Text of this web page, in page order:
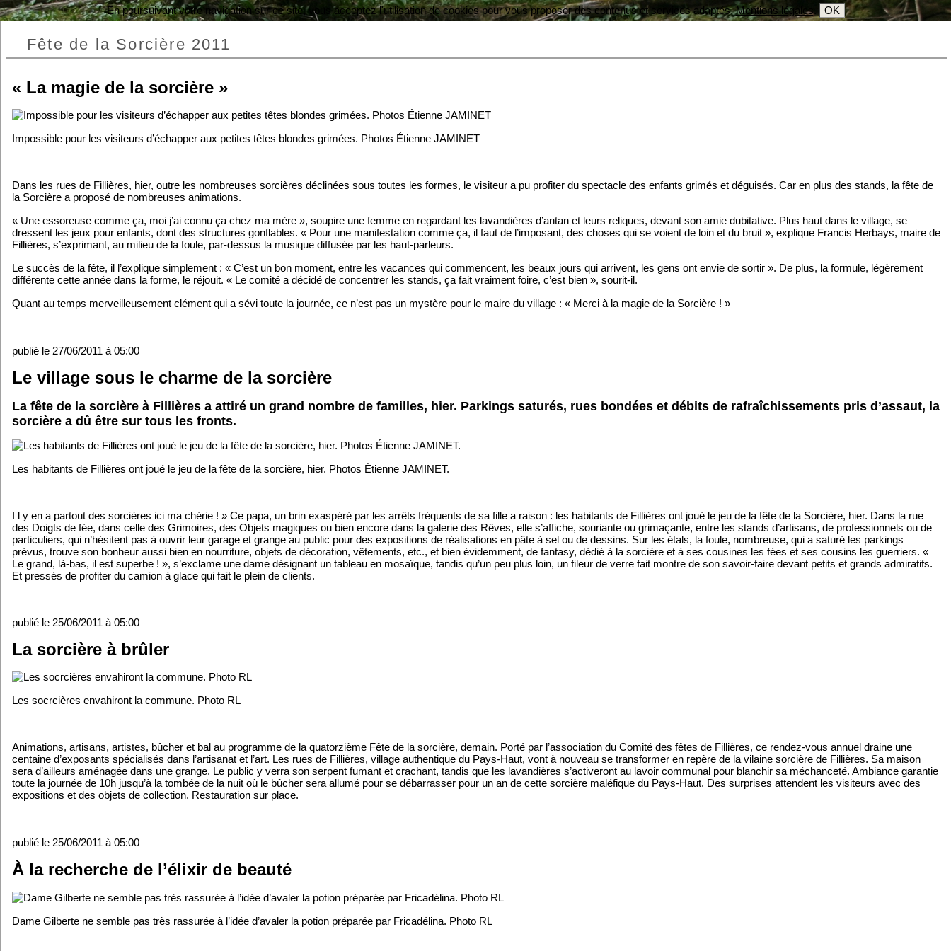
En poursuivant votre navigation sur ce site, vous acceptez l'utilisation de cookies pour vous proposer des contenus et services adaptés.Mentions légales. OK
Fête de la Sorcière 2011
« La magie de la sorcière »
Impossible pour les visiteurs d’échapper aux petites têtes blondes grimées. Photos Étienne JAMINET
Dans les rues de Fillières, hier, outre les nombreuses sorcières déclinées sous toutes les formes, le visiteur a pu profiter du spectacle des enfants grimés et déguisés. Car en plus des stands, la fête de
la Sorcière a proposé de nombreuses animations.
« Une essoreuse comme ça, moi j’ai connu ça chez ma mère », soupire une femme en regardant les lavandières d’antan et leurs reliques, devant son amie dubitative. Plus haut dans le village, se
dressent les jeux pour enfants, dont des structures gonflables. « Pour une manifestation comme ça, il faut de l’imposant, des choses qui se voient de loin et du bruit », explique Francis Herbays, maire de
Fillières, s’exprimant, au milieu de la foule, par-dessus la musique diffusée par les haut-parleurs.
Le succès de la fête, il l’explique simplement : « C’est un bon moment, entre les vacances qui commencent, les beaux jours qui arrivent, les gens ont envie de sortir ». De plus, la formule, légèrement
différente cette année dans la forme, le réjouit. « Le comité a décidé de concentrer les stands, ça fait vraiment foire, c’est bien », sourit-il.
Quant au temps merveilleusement clément qui a sévi toute la journée, ce n’est pas un mystère pour le maire du village : « Merci à la magie de la Sorcière ! »
publié le 27/06/2011 à 05:00
Le village sous le charme de la sorcière
La fête de la sorcière à Fillières a attiré un grand nombre de familles, hier. Parkings saturés, rues bondées et débits de rafraîchissements pris d’assaut, la
sorcière a dû être sur tous les fronts.
Les habitants de Fillières ont joué le jeu de la fête de la sorcière, hier. Photos Étienne JAMINET.
I l y en a partout des sorcières ici ma chérie ! » Ce papa, un brin exaspéré par les arrêts fréquents de sa fille a raison : les habitants de Fillières ont joué le jeu de la fête de la Sorcière, hier. Dans la rue
des Doigts de fée, dans celle des Grimoires, des Objets magiques ou bien encore dans la galerie des Rêves, elle s’affiche, souriante ou grimaçante, entre les stands d’artisans, de professionnels ou de
particuliers, qui n’hésitent pas à ouvrir leur garage et grange au public pour des expositions de réalisations en pâte à sel ou de dessins. Sur les étals, la foule, nombreuse, qui a saturé les parkings
prévus, trouve son bonheur aussi bien en nourriture, objets de décoration, vêtements, etc., et bien évidemment, de fantasy, dédié à la sorcière et à ses cousines les fées et ses cousins les guerriers. «
Le grand, là-bas, il est superbe ! », s’exclame une dame désignant un tableau en mosaïque, tandis qu’un peu plus loin, un fileur de verre fait montre de son savoir-faire devant petits et grands admiratifs.
Et pressés de profiter du camion à glace qui fait le plein de clients.
publié le 25/06/2011 à 05:00
La sorcière à brûler
Les socrcières envahiront la commune. Photo RL
Animations, artisans, artistes, bûcher et bal au programme de la quatorzième Fête de la sorcière, demain. Porté par l’association du Comité des fêtes de Fillières, ce rendez-vous annuel draine une
centaine d’exposants spécialisés dans l’artisanat et l’art. Les rues de Fillières, village authentique du Pays-Haut, vont à nouveau se transformer en repère de la vilaine sorcière de Fillières. Sa maison
sera d’ailleurs aménagée dans une grange. Le public y verra son serpent fumant et crachant, tandis que les lavandières s’activeront au lavoir communal pour blanchir sa méchanceté. Ambiance garantie
toute la journée de 10h jusqu’à la tombée de la nuit où le bûcher sera allumé pour se débarrasser pour un an de cette sorcière maléfique du Pays-Haut. Des surprises attendent les visiteurs avec des
expositions et des objets de collection. Restauration sur place.
publié le 25/06/2011 à 05:00
À la recherche de l’élixir de beauté
Dame Gilberte ne semble pas très rassurée à l’idée d’avaler la potion préparée par Fricadélina. Photo RL